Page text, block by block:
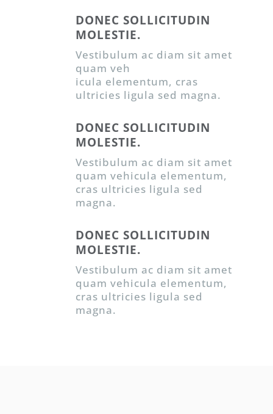
DONEC SOLLICITUDIN
MOLESTIE.
Vestibulum ac diam sit amet
quam veh
icula elementum, cras
ultricies ligula sed magna.
DONEC SOLLICITUDIN
MOLESTIE.
Vestibulum ac diam sit amet
quam vehicula elementum,
cras ultricies ligula sed
magna.
DONEC SOLLICITUDIN
MOLESTIE.
Vestibulum ac diam sit amet
quam vehicula elementum,
cras ultricies ligula sed
magna.